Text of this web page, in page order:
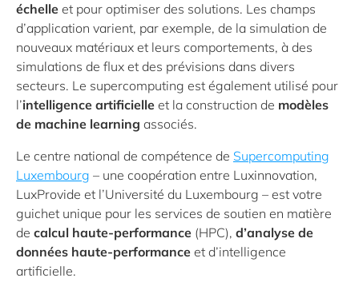
échelle et pour optimiser des solutions. Les champs
d’application varient, par exemple, de la simulation de
nouveaux matériaux et leurs comportements, à des
simulations de flux et des prévisions dans divers
secteurs. Le supercomputing est également utilisé pour
l’intelligence artificielle et la construction de modèles
de machine learning associés.
Le centre national de compétence de Supercomputing
Luxembourg – une coopération entre Luxinnovation,
LuxProvide et l’Université du Luxembourg – est votre
guichet unique pour les services de soutien en matière
de calcul haute-performance (HPC), d’analyse de
données haute-performance et d’intelligence
artificielle.